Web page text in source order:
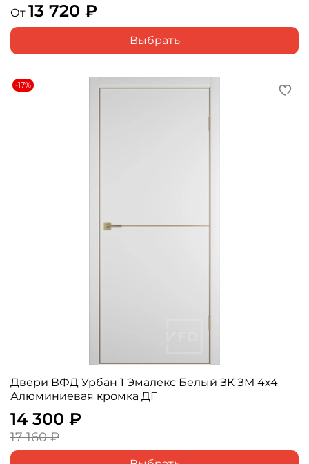
От 13 720 ₽
Выбрать
-17%
Двери ВФД Урбан 1 Эмалекс Белый ЗК ЗM 4х4
Алюминиевая кромка ДГ
14 300 ₽
17 160 ₽